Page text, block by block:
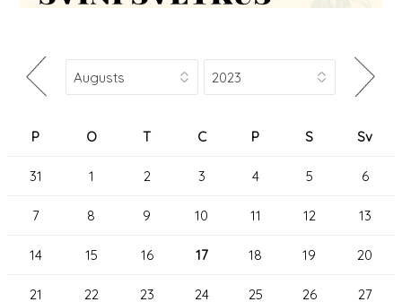
P O T C P S Sv
31 1 2 3 4 5 6
7 8 9 10 11 12 13
14 15 16 17 18 19 20
21 22 23 24 25 26 27